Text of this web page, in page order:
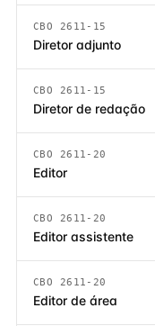
CBO 2611-15
Diretor adjunto
CBO 2611-15
Diretor de redação
CBO 2611-20
Editor
CBO 2611-20
Editor assistente
CBO 2611-20
Editor de área